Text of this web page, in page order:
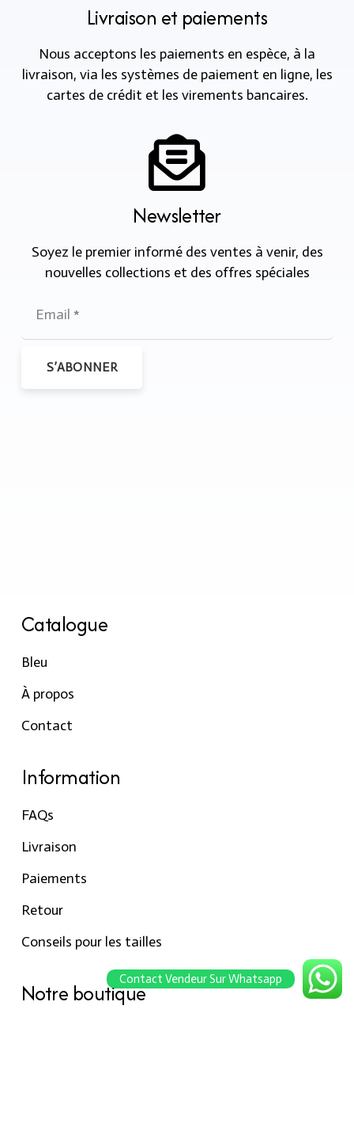
Livraison et paiements
Nous acceptons les paiements en espèce, à la
livraison, via les systèmes de paiement en ligne, les
cartes de crédit et les virements bancaires.
Newsletter
Soyez le premier informé des ventes à venir, des
nouvelles collections et des offres spéciales
S’ABONNER
Catalogue
Bleu
À propos
Contact
Information
FAQs
Livraison
Paiements
Retour
Conseils pour les tailles
Notre boutiqueContact Vendeur Sur Whatsapp